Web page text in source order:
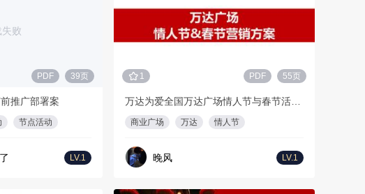
失败
PDF 39页
推广部署案
节点活动
LV.1
1 PDF 55页
商业广场 万达 情人节
晚风 LV.1